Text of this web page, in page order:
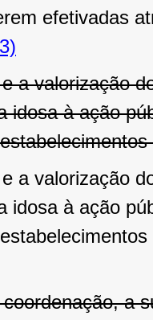
efetivadas
a valorização
idosa à ação
a valorização
idosa à ação
a